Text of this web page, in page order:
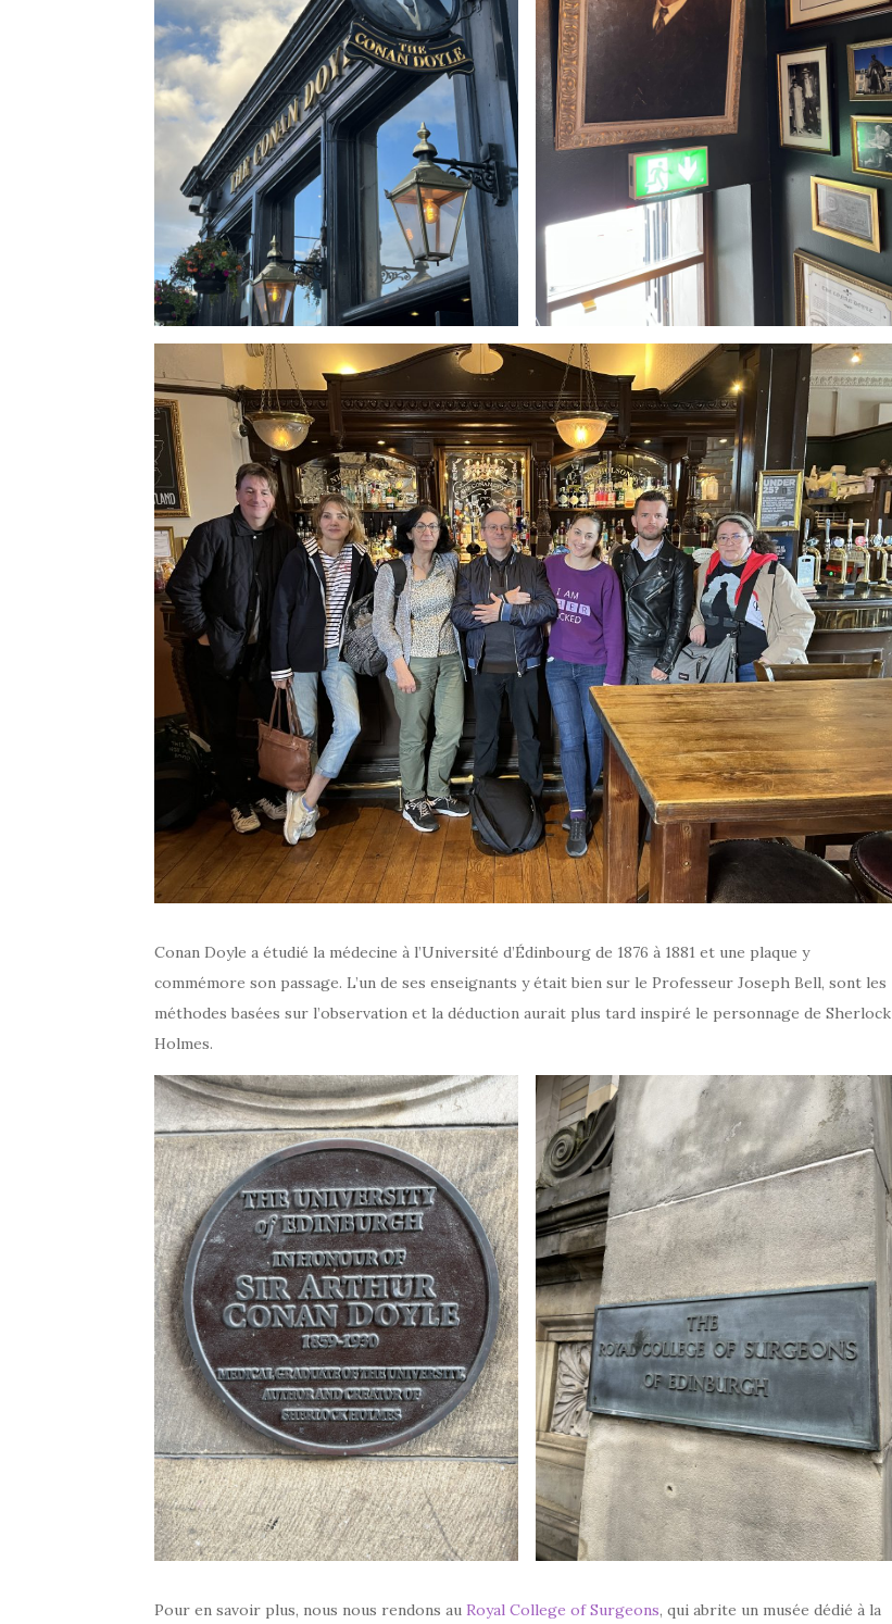
Conan Doyle a étudié la médecine à l’Université d’Édinbourg de 1876 à 1881 et une plaque y
commémore son passage. L’un de ses enseignants y était bien sur le Professeur Joseph Bell, sont les
méthodes basées sur l’observation et la déduction aurait plus tard inspiré le personnage de Sherlock
Holmes.
Pour en savoir plus, nous nous rendons au Royal College of Surgeons, qui abrite un musée dédié à la